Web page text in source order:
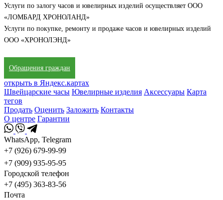
Услуги по залогу часов и ювелирных изделий осуществляет ООО
«ЛОМБАРД ХРОНОЛАНД»
Услуги по покупке, ремонту и продаже часов и ювелирных изделий
ООО «ХРОНОЛЭНД»
Обращения граждан
открыть в Яндекс.картах
Швейцарские часы Ювелирные изделия Аксессуары Карта
тегов
Продать Оценить Заложить Контакты
О центре Гарантии
WhatsApp, Telegram
+7 (926) 679-99-99
+7 (909) 935-95-95
Городской телефон
+7 (495) 363-83-56
Почта